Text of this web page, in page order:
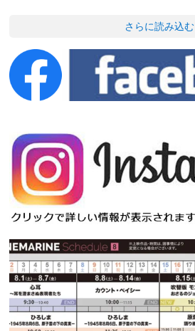
さらに読み込む